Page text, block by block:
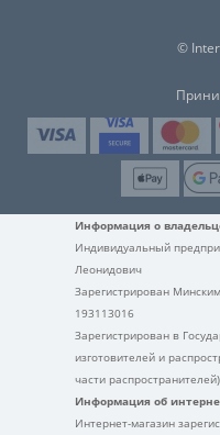
©
Информация о
Индивидуальный
Леонидович
Зарегистрирован
193113016
Зарегистрирован в
изготовителей и
части
Информация об
Интернет-магазин